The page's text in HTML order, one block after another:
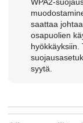
saattaa
osapuolien
hyökkäyksiin.
syytä.